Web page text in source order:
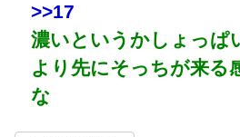
>>17
濃いというかしょっぱ
より先にそっちが来る
な